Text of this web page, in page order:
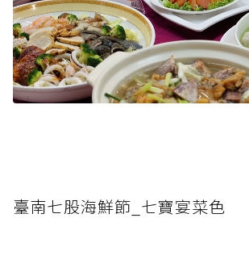
臺南七股海鮮節_七寶宴菜色